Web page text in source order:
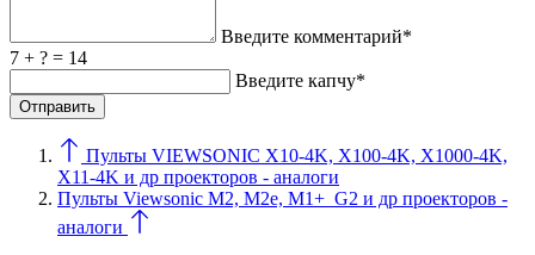
Введите комментарий*
7 + ? = 14
Введите капчу*
Пульты VIEWSONIC X10-4K, X100-4K, X1000-4K,
X11-4K и др проекторов - аналоги
Пульты Viewsonic M2, M2e, M1+_G2 и др проекторов -
аналоги